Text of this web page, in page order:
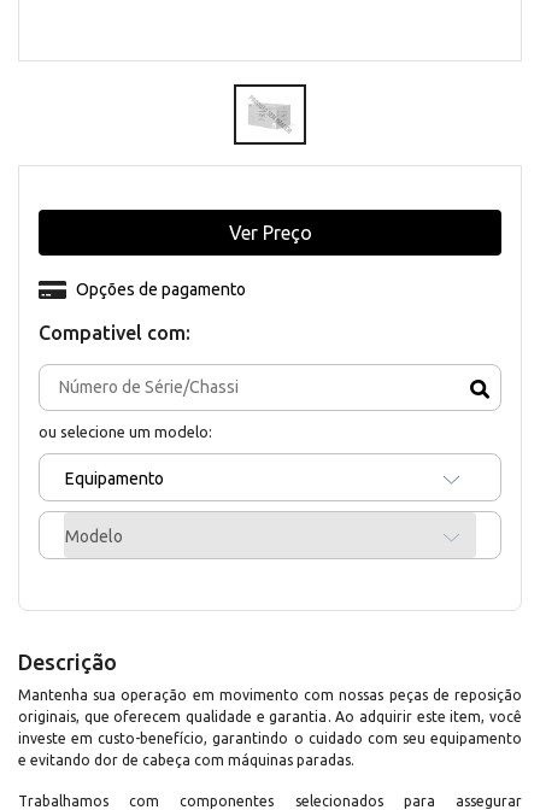
Compativel com:
ou selecione um modelo:
Equipamento
Modelo
Opções de pagamento
Ver Preço
Descrição
Mantenha sua operação em movimento com nossas peças de reposição
originais, que oferecem qualidade e garantia. Ao adquirir este item, você
investe em custo-benefício, garantindo o cuidado com seu equipamento
e evitando dor de cabeça com máquinas paradas.
Trabalhamos com componentes selecionados para assegurar